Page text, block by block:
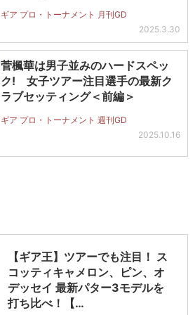
ギア プロ・トーナメント 月刊GD
2025.3.30
菅楓華は男子並みのハードスペッ
ク! 女子ツアー注目選手の最新ク
ラブセッティング＜前編＞
ギア プロ・トーナメント 週刊GD
2025.10.16
【ギア王】ツアーでも注目！ ス
コッティキャメロン、ピン、オ
デッセイ 最新パター3モデルを
打ち比べ！【…